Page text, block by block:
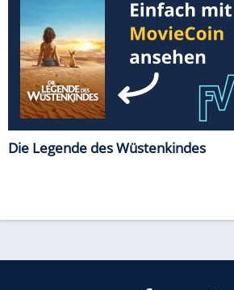
Die Legende des Wüstenkindes